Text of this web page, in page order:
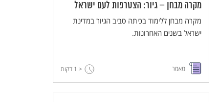
מקרה מבחן – גיור: הצטרפות לעם ישראל
מקרה מבחן ללימוד בכיתה סביב הגיור במדינת
ישראל בשנים האחרונות.
מאמר < 1 דקות